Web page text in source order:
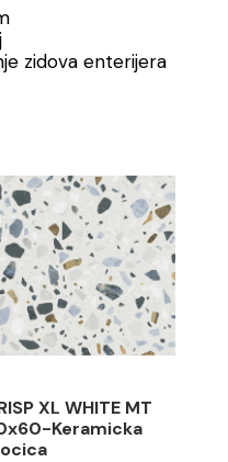
zidova enterijera
XL WHITE MT
Keramicka